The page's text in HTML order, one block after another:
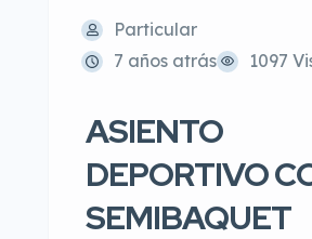
Particular
7 años atrás
1097
ASIENTO
DEPORTIVO
SEMIBAQUET